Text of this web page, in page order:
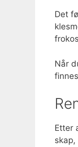
Det
Når
Etter